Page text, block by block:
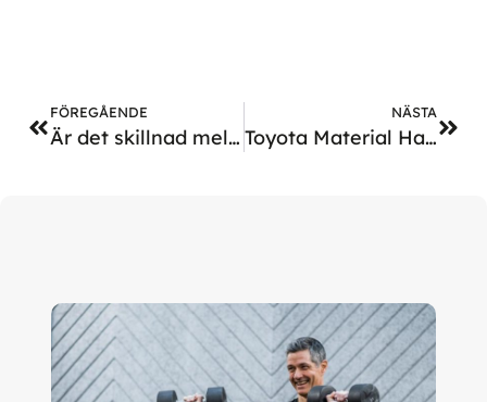
FÖREGÅENDE
Är det skillnad mellan fysisk aktivitet för hälsa och prestation?
NÄSTA
Toyota Material Handling och Twitch i hälsosamt samarbete